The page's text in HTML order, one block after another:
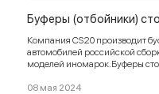
Буферы (отбойники)
Компания CS20 производит буферы
автомобилей российской
моделей иномарок.Буферы
стандартами.
08 мая 2024